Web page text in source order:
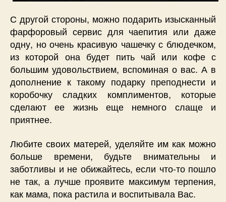
С другой стороны, можно подарить изысканный
фарфоровый сервис для чаепития или даже
одну, но очень красивую чашечку с блюдечком,
из которой она будет пить чай или кофе с
большим удовольствием, вспоминая о вас. А в
дополнение к такому подарку преподнести и
коробочку сладких комплиментов, которые
сделают ее жизнь еще немного слаще и
приятнее.
Любите своих матерей, уделяйте им как можно
больше времени, будьте внимательны и
заботливы и не обижайтесь, если что-то пошло
не так, а лучше проявите максимум терпения,
как мама, пока растила и воспитывала Вас.